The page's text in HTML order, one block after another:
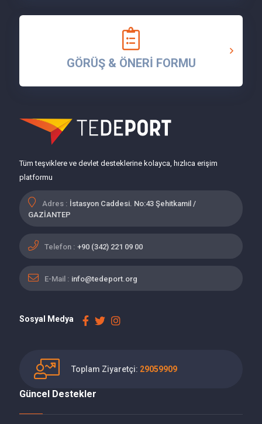
GÖRÜŞ & ÖNERİ FORMU
Tüm teşviklere ve devlet desteklerine kolayca, hızlıca erişim
platformu
Adres : İstasyon Caddesi. No:43 Şehitkamil /
GAZİANTEP
Telefon : +90 (342) 221 09 00
E-Mail : info@tedeport.org
Sosyal Medya
Toplam Ziyaretçi: 29059909
Güncel Destekler